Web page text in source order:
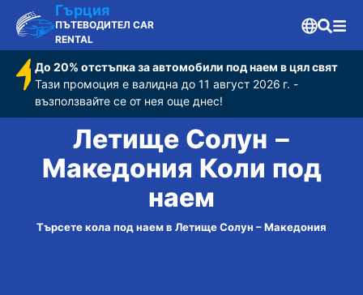
Гърция
ПЪТЕВОДИТЕЛ CAR
RENTAL
До 20% отстъпка за автомобили под наем в цял свят
Тази промоция е валидна до 11 август 2026 г. -
възползвайте се от нея още днес!
Летище Солун –
Македония Коли под
наем
Търсете кола под наем в Летище Солун – Македония